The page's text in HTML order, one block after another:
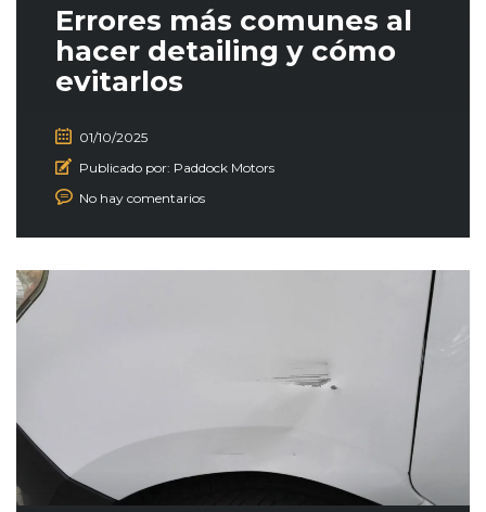
Errores más comunes al
hacer detailing y cómo
evitarlos
01/10/2025
Publicado por: Paddock Motors
No hay comentarios